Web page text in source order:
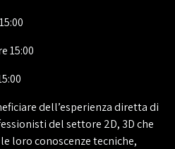
15:00
dell’esperienza diretta di
del settore 2D, 3D che
loro conoscenze tecniche,